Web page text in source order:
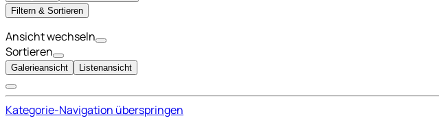
Filtern & Sortieren
Ansicht wechseln
Sortieren
Galerieansicht Listenansicht
Kategorie-Navigation überspringen